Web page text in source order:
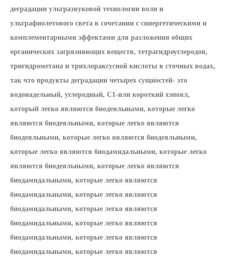
деградации ультразвуковой технологии волн и
ультрафиолетового света в сочетании с синергетическими и
комплементарными эффектами для разложения общих
органических загрязняющих веществ, тетрагидроуглеродов,
тригидрометана и трихлораксусной кислоты в сточных водах,
так что продукты деградации четырех сущностей- это
водонадельный, углеродный, C1-или короткий хэпоял,
который легко являются биодеяльными, которые легко
являются биодеяльными, которые легко являются
биодеяльными, которые легко являются биодеяльными,
которые легко являются биодамидальными, которые легко
являются биодеяльными, которые легко являются
биодамидальными, которые легко являются
биодамидальными, которые легко являются
биодамидальными, которые легко являются
биодамидальными, которые легко являются
биодамидальными, которые легко являются
биодамидальными, которые легко являются